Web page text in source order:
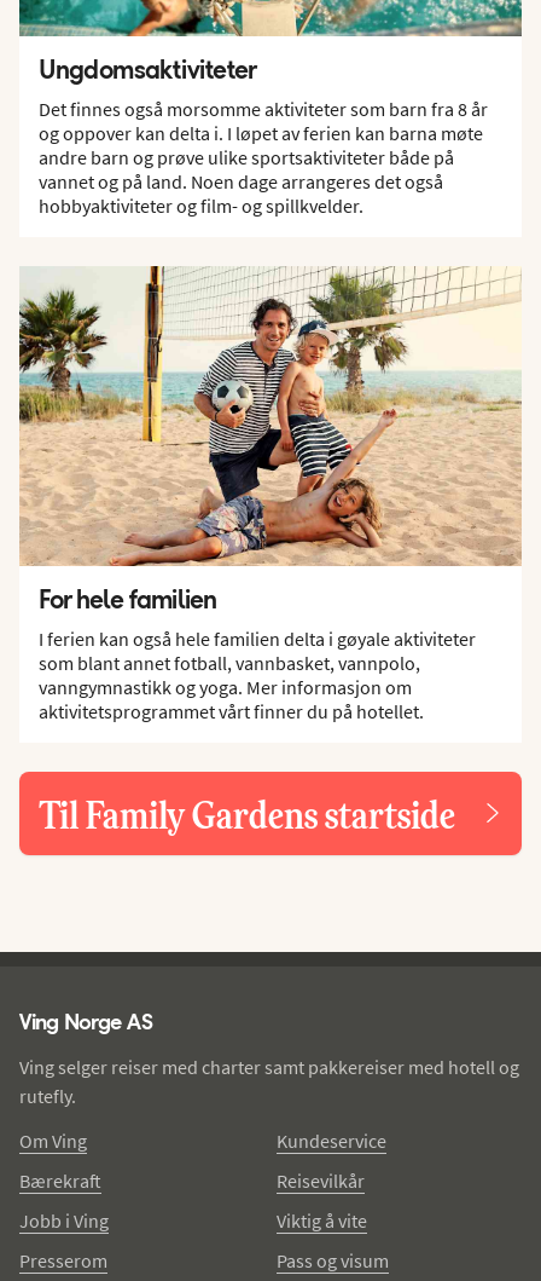
Ungdomsaktiviteter
Det finnes også morsomme aktiviteter som barn fra 8 år
og oppover kan delta i. I løpet av ferien kan barna møte
andre barn og prøve ulike sportsaktiviteter både på
vannet og på land. Noen dage arrangeres det også
hobbyaktiviteter og film- og spillkvelder.
For hele familien
I ferien kan også hele familien delta i gøyale aktiviteter
som blant annet fotball, vannbasket, vannpolo,
vanngymnastikk og yoga. Mer informasjon om
aktivitetsprogrammet vårt finner du på hotellet.
Til Family Gardens startside
Ving Norge AS
Ving selger reiser med charter samt pakkereiser med hotell og
rutefly.
Om Ving
Bærekraft
Jobb i Ving
Presserom
Kundeservice
Reisevilkår
Viktig å vite
Pass og visum